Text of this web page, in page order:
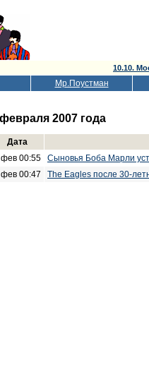
10.10.
Мр.Поустман
2007 года
Дата
00:55
Сыновья Боба Марли
00:47
The Eagles после 30-